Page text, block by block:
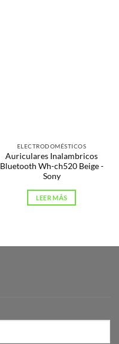
ELECTRODOMÉSTICOS
Auriculares Inalambricos
Bluetooth Wh-ch520 Beige -
Sony
LEER MÁS